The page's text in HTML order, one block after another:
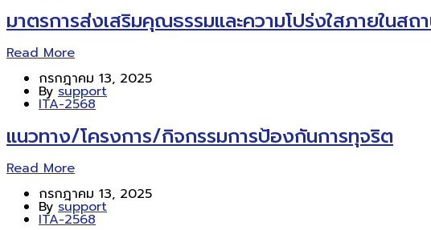
มาตรการส่งเสริมคุณธรรมและความโปร่งใสภายในสถ
Read More
กรกฎาคม 13, 2025
By support
ITA-2568
แนวทาง/โครงการ/กิจกรรมการป้องกันการทุจริต
Read More
กรกฎาคม 13, 2025
By support
ITA-2568